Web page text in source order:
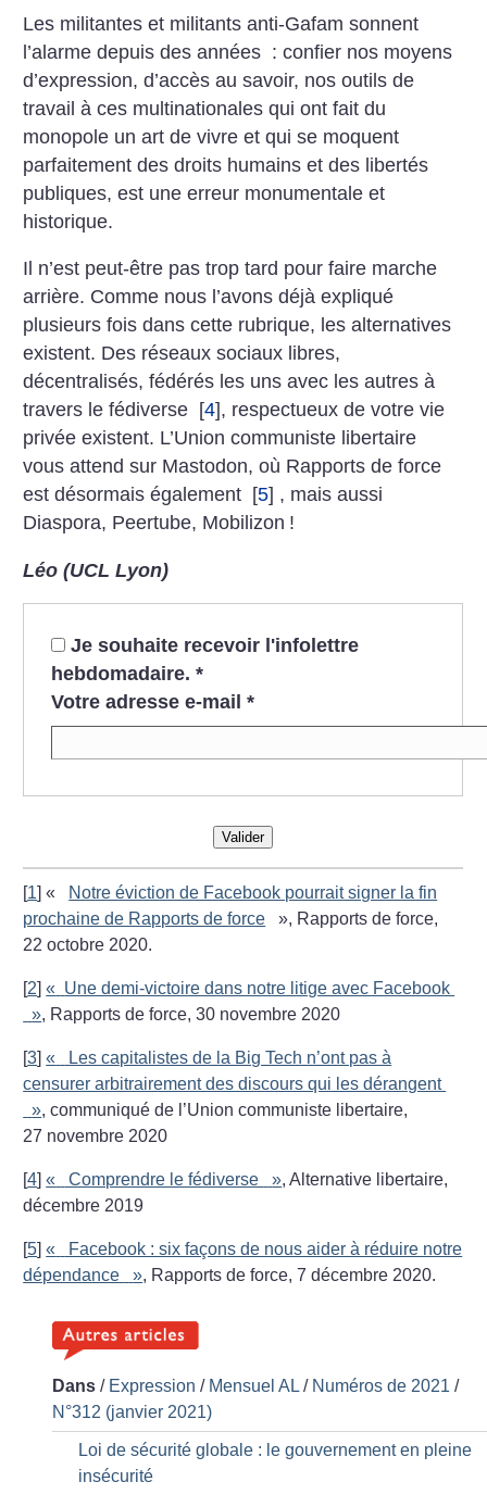
Les militantes et militants anti-Gafam sonnent
l’alarme depuis des années : confier nos moyens
d’expression, d’accès au savoir, nos outils de
travail à ces multinationales qui ont fait du
monopole un art de vivre et qui se moquent
parfaitement des droits humains et des libertés
publiques, est une erreur monumentale et
historique.
Il n’est peut-être pas trop tard pour faire marche
arrière. Comme nous l’avons déjà expliqué
plusieurs fois dans cette rubrique, les alternatives
existent. Des réseaux sociaux libres,
décentralisés, fédérés les uns avec les autres à
travers le fédiverse [4], respectueux de votre vie
privée existent. L’Union communiste libertaire
vous attend sur Mastodon, où Rapports de force
est désormais également [5] , mais aussi
Diaspora, Peertube, Mobilizon !
Léo (UCL Lyon)
Je souhaite recevoir l'infolettre
hebdomadaire. *
Votre adresse e-mail *
Valider
[1]«
Notre éviction de Facebook pourrait signer la fin
prochaine de Rapports de force
», Rapports de force,
22 octobre 2020.
[2]« Une demi-victoire dans notre litige avec Facebook
», Rapports de force, 30 novembre 2020
[3]«
Les capitalistes de la Big Tech n’ont pas à
censurer arbitrairement des discours qui les dérangent
», communiqué de l’Union communiste libertaire,
27 novembre 2020
[4]« Comprendre le fédiverse », Alternative libertaire,
décembre 2019
[5]«
Facebook : six façons de nous aider à réduire notre
dépendance
», Rapports de force, 7 décembre 2020.
Dans / Expression / Mensuel AL/ Numéros de 2021 /
N°312 (janvier 2021)
Loi de sécurité globale : le gouvernement en pleine
insécurité